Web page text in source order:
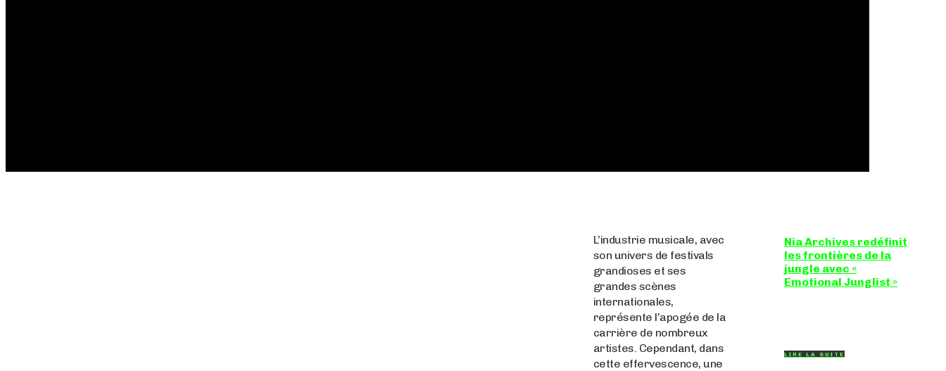
L’industrie musicale, avec
son univers de festivals
grandioses et ses
grandes scènes
internationales,
représente l’apogée de la
carrière de nombreux
artistes. Cependant, dans
cette effervescence, une
Nia Archives redéfinit
les frontières de la
jungle avec «
Emotional Junglist »
LIRE LA SUITE